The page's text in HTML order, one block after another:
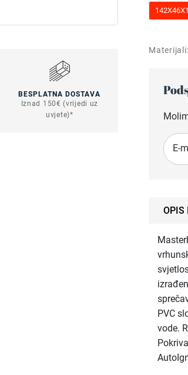
BESPLATNA DOSTAVA
Iznad 150€ (vrijedi uz
uvjete)*
Materijali:
E-
OPIS
PVC
vode.